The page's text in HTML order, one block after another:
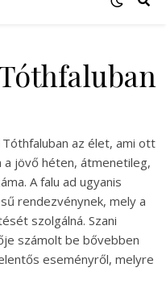
az élet, ami ott
a jövő héten, átmenetileg,
A falu ad ugyanis
rendezvénynek, mely a
szolgálná. Szani
számolt be bővebben
eseményről, melyre